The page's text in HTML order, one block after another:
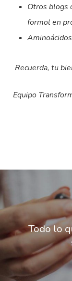
Otros blogs
formol en
Recuerda, tu
Equipo
Todo lo